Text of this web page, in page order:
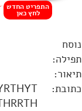
התפריט החדש
לחץ כאן
נוסח
תפילה:
תיאור:
כתובת: